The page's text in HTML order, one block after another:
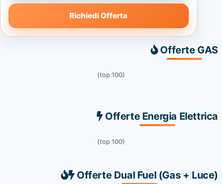
Richiedi Offerta
Offerte GAS
(top 100)
Offerte Energia Elettrica
(top 100)
Offerte Dual Fuel (Gas + Luce)